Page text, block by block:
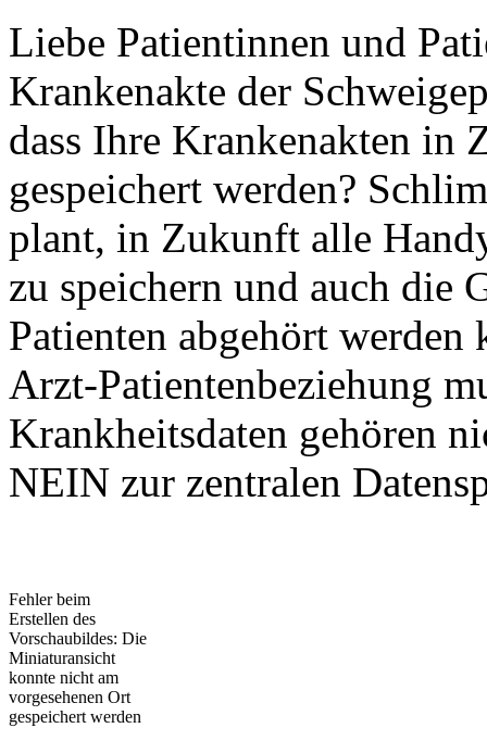
Liebe Patientinnen und
Krankenakte der
dass Ihre Krankenakten in
gespeichert werden?
plant, in Zukunft alle
zu speichern und auch die
Patienten abgehört
Arzt-Patientenbeziehung
Krankheitsdaten gehören
NEIN zur zentralen
Fehler beim
Erstellen des
Vorschaubildes: Die
Miniaturansicht
konnte nicht am
vorgesehenen Ort
gespeichert werden